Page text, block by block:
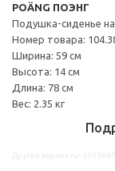
POÄNG ПОЭНГ
Подушка-сиденье
Номер товара:
Ширина: 59 см
Высота: 14 см
Длина: 78 см
Вес: 2.35 кг